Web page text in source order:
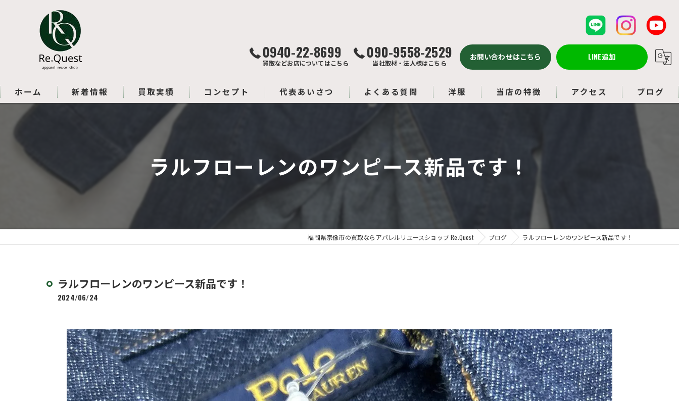
0940-22-8699
買取などお店についてはこちら
090-9558-2529
当社取材・法人様はこちら
お問い合わせはこちら LINE追加
ホーム 新着情報 買取実績 コンセプト 代表あいさつ よくある質問 洋服 当店の特徴
アクセサリー
アクセス ブログ
ラルフローレンのワンピース新品です！
福岡県宗像市の買取ならアパレルリユースショップ Re.Quest ブログ ラルフローレンのワンピース新品です！
ラルフローレンのワンピース新品です！
2024/06/24